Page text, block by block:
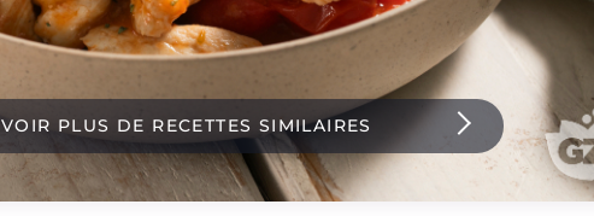
VOIR PLUS DE RECETTES SIMILAIRES